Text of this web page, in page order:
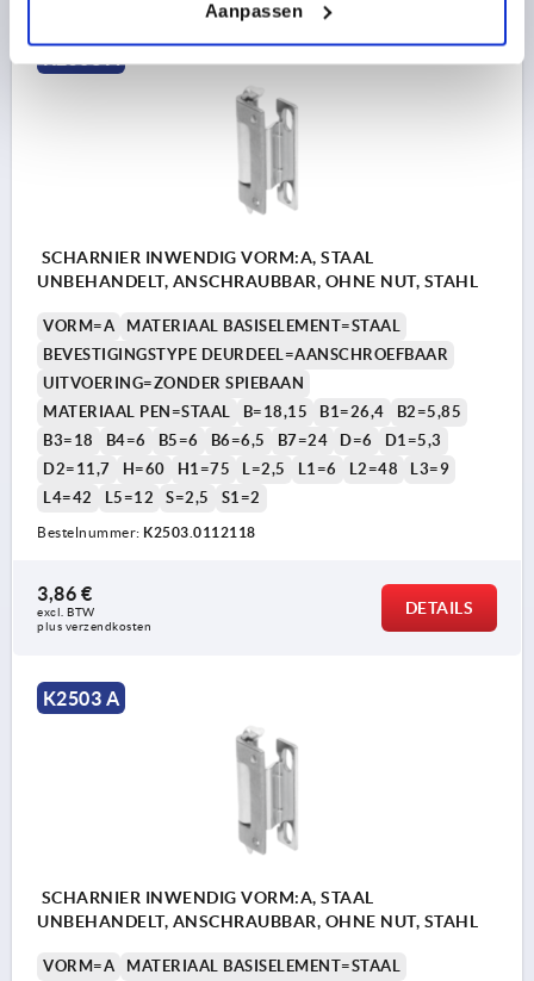
Aanpassen
SCHARNIER INWENDIG VORM:A, STAAL
UNBEHANDELT, ANSCHRAUBBAR, OHNE NUT, STAHL
VORM=A
MATERIAAL BASISELEMENT=STAAL
BEVESTIGINGSTYPE DEURDEEL=AANSCHROEFBAAR
UITVOERING=ZONDER SPIEBAAN
MATERIAAL PEN=STAAL
B=18,15 B1=26,4
B2=5,85
B3=18
B4=6 B5=6 B6=6,5 B7=24 D=6
D1=5,3
D2=11,7
H=60 H1=75 L=2,5 L1=6 L2=48
L3=9
L4=42
L5=12 S=2,5 S1=2
Bestelnummer: K2503.0112118
3,86 €
excl. BTW
plus verzendkosten
DETAILS
K2503 A
SCHARNIER INWENDIG VORM:A, STAAL
UNBEHANDELT, ANSCHRAUBBAR, OHNE NUT, STAHL
VORM=A MATERIAAL BASISELEMENT=STAAL